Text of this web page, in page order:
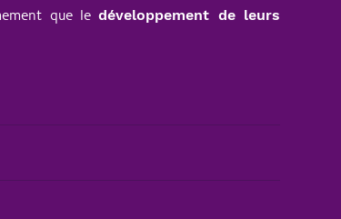
que ledéveloppement de leurs